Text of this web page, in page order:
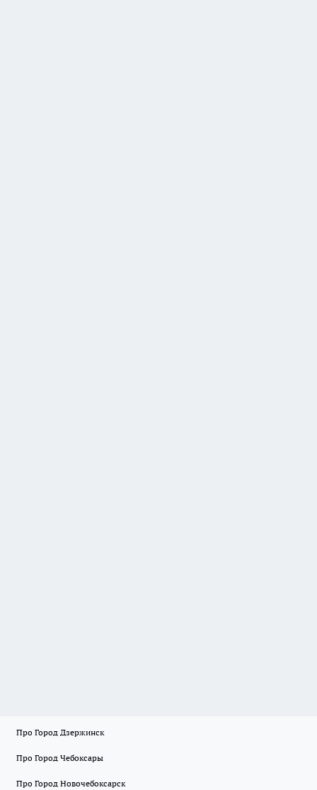
Про Город Дзержинск
Про Город Чебоксары
Про Город Новочебоксарск